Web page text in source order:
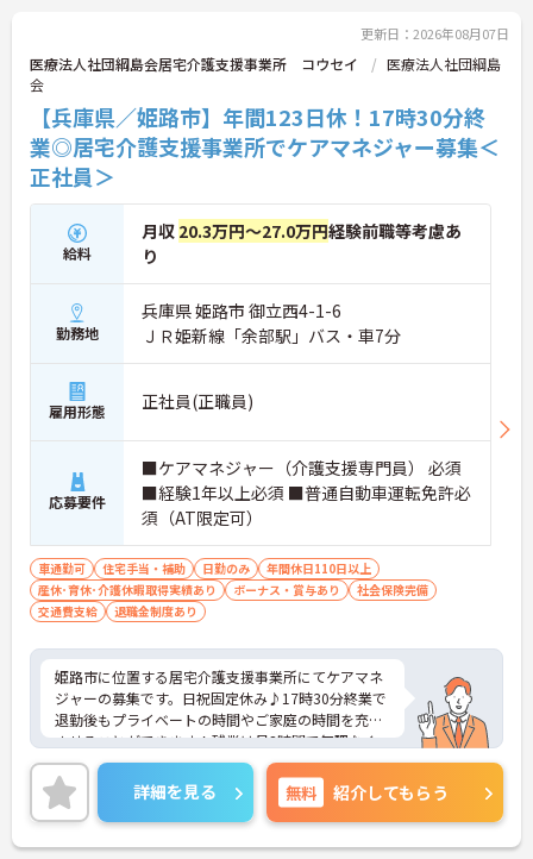
こちらの求人にご興味がございましたら面接のポイ
ントもお伝えしますので是非ご応募お待ちしており
ます。
更新日：2026年08月07日
医療法人社団綱島会居宅介護支援事業所 コウセイ
医療法人社団綱島
会
【兵庫県／姫路市】年間123日休！17時30分終
業◎居宅介護支援事業所でケアマネジャー募集＜
正社員＞
給料
月収 20.3万円～27.0万円経験前職等考慮あ
り
勤務地
兵庫県 姫路市 御立西4-1-6
ＪＲ姫新線「余部駅」バス・車7分
雇用形態 正社員(正職員)
応募要件
■ケアマネジャー（介護支援専門員） 必須
■経験1年以上必須 ■普通自動車運転免許必
須（AT限定可）
車通勤可 住宅手当・補助 日勤のみ
年間休日110日以上
産休･育休･介護休暇取得実績あり
ボーナス・賞与あり
社会保険完備
交通費支給
退職金制度あり
姫路市に位置する居宅介護支援事業所にてケアマネ
ジャーの募集です。日祝固定休み♪17時30分終業で
退勤後もプライベートの時間やご家庭の時間を充実
させることができます！残業は月3時間で無理なく
終業可能◎無料駐車場があるのでマイカー通勤の際
は心配いりません。また、生活にも嬉しい手当が充
実しているので、安心して働きやすい環境となって
おります♪ご興味ある方は面接ポイントをお伝えし
ますので、お気軽にご連絡ください。
詳細を見る 無料 紹介してもらう